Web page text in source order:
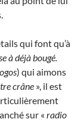
qui font qu’à
à déjà bougé.
) qui aimons
crâne », il est
sur « radio